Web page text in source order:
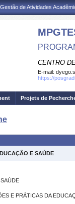
de Atividades
CENTRO
E-mail:
https://
Projets de
E SAÚDE
E PRÁTICAS DA